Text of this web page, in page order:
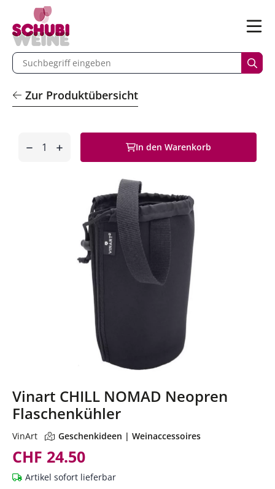
Menü
eingeben
Zur Produktübersicht
In den Warenkorb
Vinart CHILL NOMAD Neopren
Flaschenkühler
VinArt Geschenkideen | Weinaccessoires
CHF 24.50
Artikel sofort lieferbar